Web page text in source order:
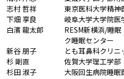
志村 哲祥
東京医科大学精神
下畑 享良
岐阜大学大学院
白濱 龍太郎
RESM新横浜/睡
ク睡眠センター
新谷 朋子
とも耳鼻科クリニ
杉 剛直
佐賀大学理工学部
杉田 淑子
大阪回生病院睡眠